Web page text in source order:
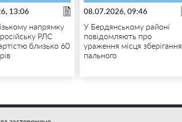
13:06
напрямку
РЛС
близько 60
08.07.2026, 09:46
У Бердянському районі
повідомляють про
ураження місця зберігання
пального